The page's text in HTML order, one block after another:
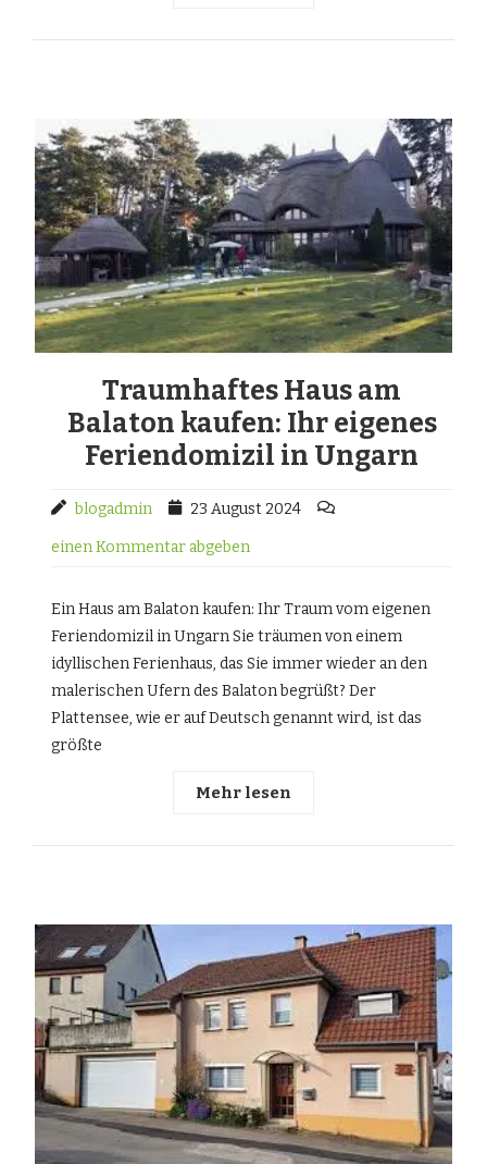
Traumhaftes Haus am
Balaton kaufen: Ihr eigenes
Feriendomizil in Ungarn
blogadmin 23 August 2024
einen Kommentar abgeben
Ein Haus am Balaton kaufen: Ihr Traum vom eigenen
Feriendomizil in Ungarn Sie träumen von einem
idyllischen Ferienhaus, das Sie immer wieder an den
malerischen Ufern des Balaton begrüßt? Der
Plattensee, wie er auf Deutsch genannt wird, ist das
größte
Mehr lesen